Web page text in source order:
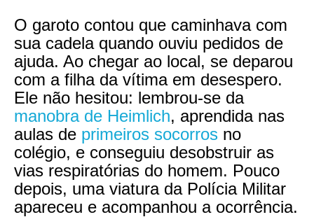
O garoto contou que caminhava com
sua cadela quando ouviu pedidos de
ajuda. Ao chegar ao local, se deparou
com a filha da vítima em desespero.
Ele não hesitou: lembrou-se da
manobra de Heimlich, aprendida nas
aulas de primeiros socorros no
colégio, e conseguiu desobstruir as
vias respiratórias do homem. Pouco
depois, uma viatura da Polícia Militar
apareceu e acompanhou a ocorrência.